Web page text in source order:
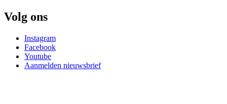
Volg ons
Instagram
Facebook
Youtube
Aanmelden nieuwsbrief